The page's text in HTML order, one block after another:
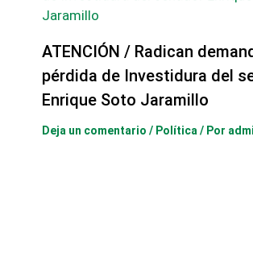
ATENCIÓN / Radican
pérdida de Investidura del
Enrique Soto Jaramillo
Deja un comentario / Política/ Por